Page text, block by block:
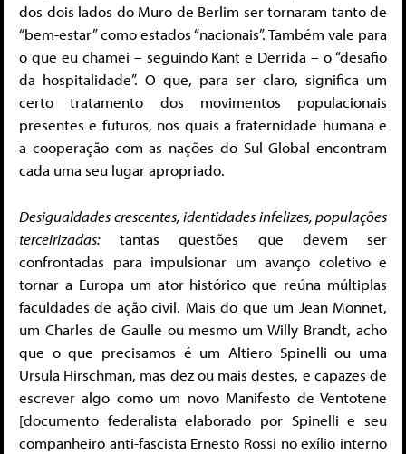
dos dois lados do Muro de Berlim ser tornaram tanto de
“bem-estar” como estados “nacionais”. Também vale para
o que eu chamei – seguindo Kant e Derrida – o “desafio
da hospitalidade”. O que, para ser claro, significa um
certo tratamento dos movimentos populacionais
presentes e futuros, nos quais a fraternidade humana e
a cooperação com as nações do Sul Global encontram
cada uma seu lugar apropriado.
Desigualdades crescentes, identidades infelizes, populações
terceirizadas: tantas questões que devem ser
confrontadas para impulsionar um avanço coletivo e
tornar a Europa um ator histórico que reúna múltiplas
faculdades de ação civil. Mais do que um Jean Monnet,
um Charles de Gaulle ou mesmo um Willy Brandt, acho
que o que precisamos é um Altiero Spinelli ou uma
Ursula Hirschman, mas dez ou mais destes, e capazes de
escrever algo como um novo Manifesto de Ventotene
[documento federalista elaborado por Spinelli e seu
companheiro anti-fascista Ernesto Rossi no exílio interno